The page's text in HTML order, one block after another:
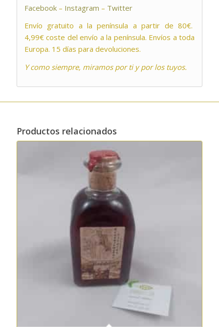
Facebook– Instagram – Twitter
Envío gratuito a la península a partir de 80€.
4,99€ coste del envío a la península. Envíos a toda
Europa. 15 días para devoluciones.
Y como siempre, miramos por ti y por los tuyos.
Productos relacionados